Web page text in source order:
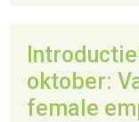
oktober:
female